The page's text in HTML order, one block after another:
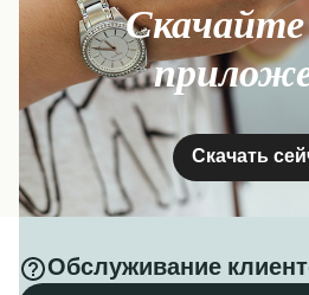
Скачать
Обслуживание